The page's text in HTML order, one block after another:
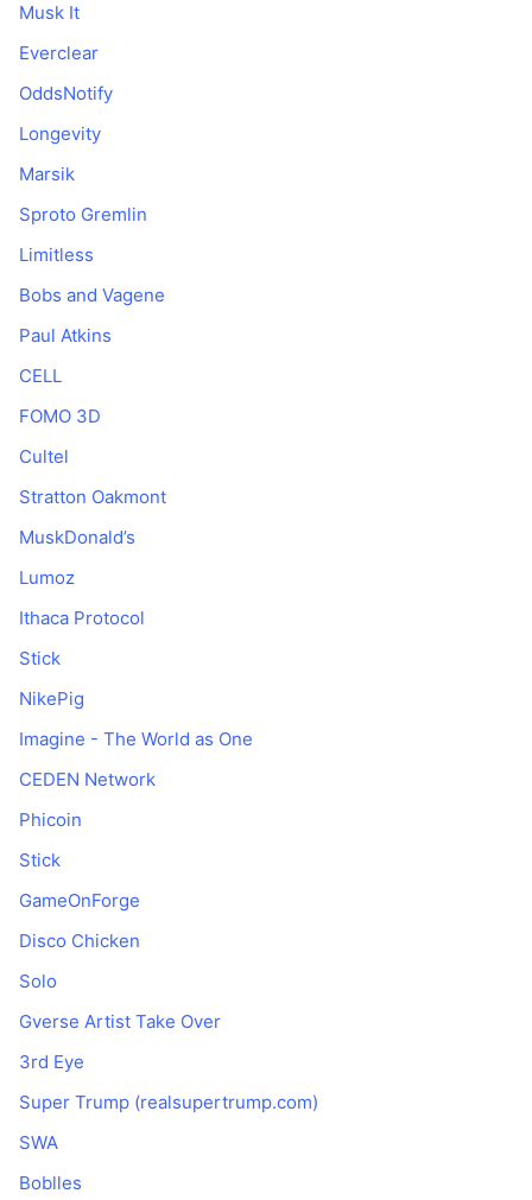
Musk It
Everclear
OddsNotify
Longevity
Marsik
Sproto Gremlin
Limitless
Bobs and Vagene
Paul Atkins
CELL
FOMO 3D
Cultel
Stratton Oakmont
MuskDonald’s
Lumoz
Ithaca Protocol
Stick
NikePig
Imagine - The World as One
CEDEN Network
Phicoin
Stick
GameOnForge
Disco Chicken
Solo
Gverse Artist Take Over
3rd Eye
Super Trump (realsupertrump.com)
SWA
Boblles